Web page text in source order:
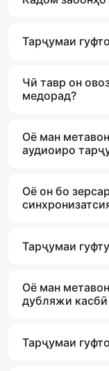
Тарҷумаи
Чӣ тавр он
медорад?
Оё ман
аудиоиро
Оё он бо
Тарҷумаи
Оё ман
дубляжи
Тарҷумаи